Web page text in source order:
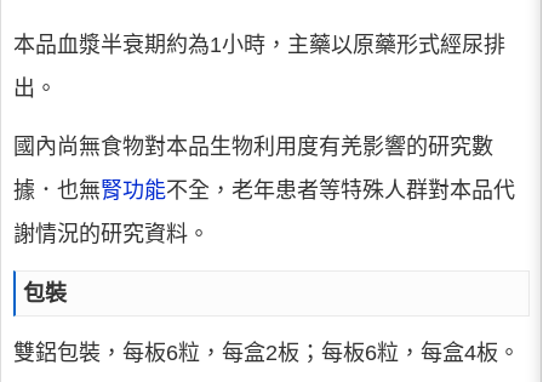
本品血漿半衰期約為1小時，主藥以原藥形式經尿排
出。
國內尚無食物對本品生物利用度有羌影響的研究數
據．也無腎功能不全，老年患者等特殊人群對本品代
謝情況的研究資料。
包裝
雙鋁包裝，每板6粒，每盒2板；每板6粒，每盒4板。